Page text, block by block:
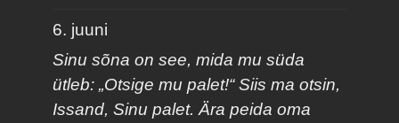
6. juuni
Sinu sõna on see, mida mu süda
ütleb: „Otsige mu palet!“ Siis ma otsin,
Issand, Sinu palet. Ära peida oma